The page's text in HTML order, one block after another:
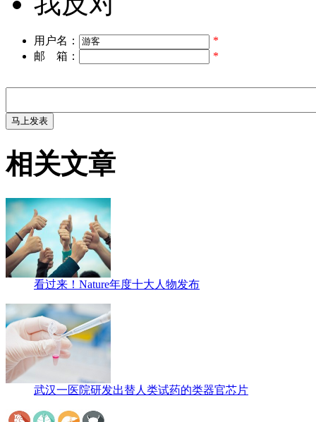
用户名：
*
邮 箱：
*
相关文章
看过来！Nature年度十大人物发布
武汉一医院研发出替人类试药的类器官芯片